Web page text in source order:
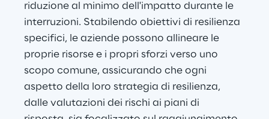
riduzione al minimo dell'impatto durante le
interruzioni. Stabilendo obiettivi di resilienza
specifici, le aziende possono allineare le
proprie risorse e i propri sforzi verso uno
scopo comune, assicurando che ogni
aspetto della loro strategia di resilienza,
dalle valutazioni dei rischi ai piani di